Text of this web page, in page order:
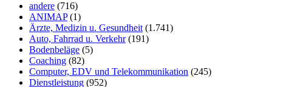
andere (716)
ANIMAP(1)
Ärzte, Medizin u. Gesundheit (1.741)
Auto, Fahrrad u. Verkehr(191)
Bodenbeläge (5)
Coaching (82)
Computer, EDV und Telekommunikation (245)
Dienstleistung (952)